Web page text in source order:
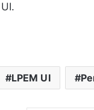
LPEM UI